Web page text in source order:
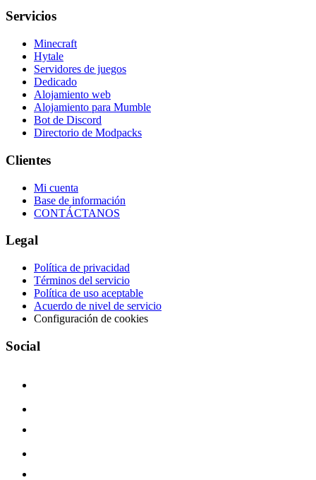
Servicios
Minecraft
Hytale
Servidores de juegos
Dedicado
Alojamiento web
Alojamiento para Mumble
Bot de Discord
Directorio de Modpacks
Clientes
Mi cuenta
Base de información
CONTÁCTANOS
Legal
Política de privacidad
Términos del servicio
Política de uso aceptable
Acuerdo de nivel de servicio
Configuración de cookies
Social